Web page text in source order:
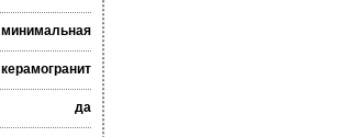
минимальная
керамогранит
да